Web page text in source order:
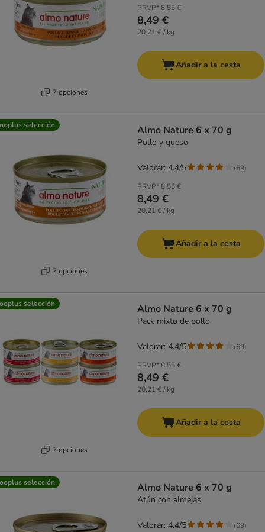
7 opciones
PRVP*8,55 €
8,49 €
20,21 € / kg
Añadir a la cesta
selección
7 opciones
Almo Nature 6 x 70 g
Pollo y queso
PRVP*8,55 €
8,49 €
20,21 € / kg
Valorar: 4.4/5 (69)
Añadir a la cesta
selección
7 opciones
Almo Nature 6 x 70 g
Pack mixto de pollo
PRVP*8,55 €
8,49 €
20,21 € / kg
Valorar: 4.4/5 (69)
Añadir a la cesta
selección Almo Nature 6 x 70 g
Atún con almejas
Valorar: 4.4/5 (69)